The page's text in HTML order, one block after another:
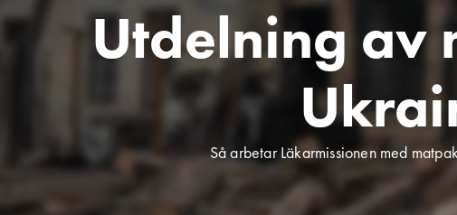
Utdelning av
Så arbetar Läkarmissionen med